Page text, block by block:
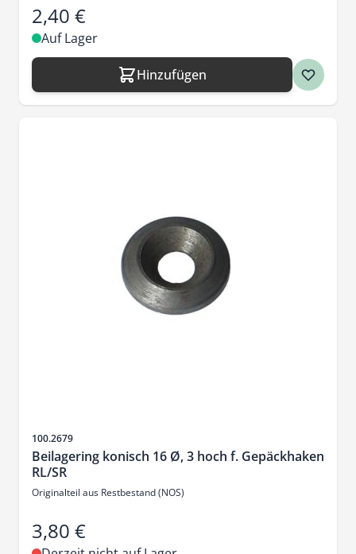
2,40 €
Auf Lager
Hinzufügen
Artikelnr.
100.2679
Beilagering konisch 16 Ø, 3 hoch f. Gepäckhaken
RL/SR
Originalteil aus Restbestand (NOS)
3,80 €